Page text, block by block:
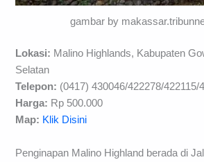
gambar by
Lokasi: Malino Highlands, Kabupaten
Selatan
Telepon: (0417) 430046/422278/422115/
Harga: Rp 500.000
Map: Klik Disini
Penginapan Malino Highland berada di